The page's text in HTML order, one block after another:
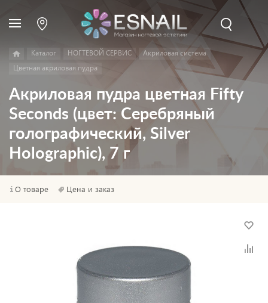
Каталог НОГТЕВОЙ СЕРВИС
Акриловая система
Цветная акриловая пудра
Акриловая пудра цветная Fifty
Seconds (цвет: Серебряный
голографический, Silver
Holographic), 7 г
О товаре Цена и заказ